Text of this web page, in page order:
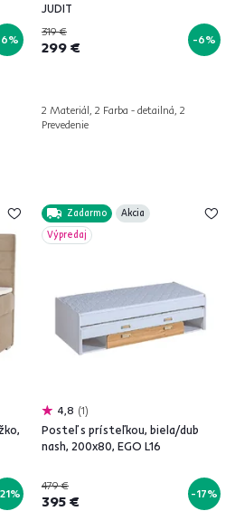
JUDIT
319 €
299 € -6%
2 Materiál, 2 Farba - detailná, 2
Prevedenie
Zadarmo
Akcia
Výpredaj
4,8 1
Posteľ s prísteľkou, biela/dub
nash, 200x80, EGO L16
479 €
395 € -17%